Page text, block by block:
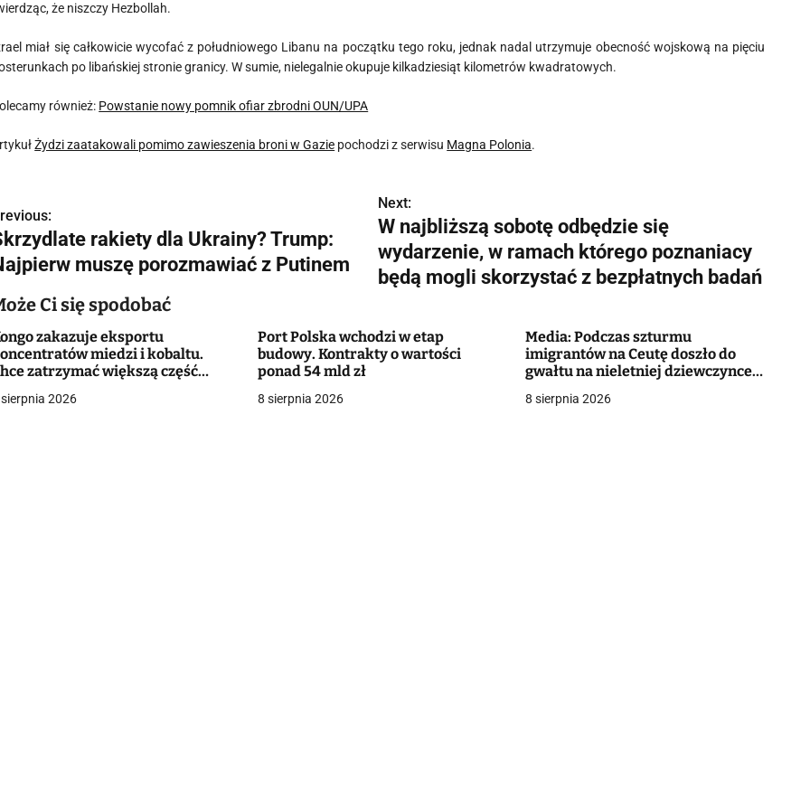
że niszczy Hezbollah.
miał się całkowicie wycofać z południowego Libanu na początku tego roku, jednak nadal utrzymuje obecność wojskową na pięciu
po libańskiej stronie granicy. W sumie, nielegalnie okupuje kilkadziesiąt kilometrów kwadratowych.
również: Powstanie nowy pomnik ofiar zbrodni OUN/UPA
Żydzi zaatakowali pomimo zawieszenia broni w Gazie pochodzi z serwisu Magna Polonia.
rakiety dla Ukrainy? Trump:
muszę porozmawiać z Putinem
Next:
W najbliższą sobotę odbędzie się
wydarzenie, w ramach którego poznaniacy
będą mogli skorzystać z bezpłatnych badań
Ci się spodobać
zakazuje eksportu
miedzi i kobaltu.
zatrzymać większą część
2026
Port Polska wchodzi w etap
budowy. Kontrakty o wartości
ponad 54 mld zł
8 sierpnia 2026
Media: Podczas szturmu
imigrantów na Ceutę doszło do
gwałtu na nieletniej dziewczynce.
8 sierpnia 2026